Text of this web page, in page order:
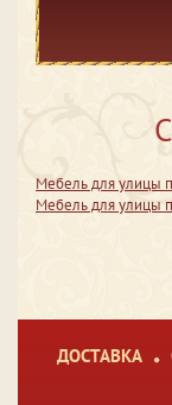
Мебель для улицы
Мебель для улицы
ДОСТАВКА